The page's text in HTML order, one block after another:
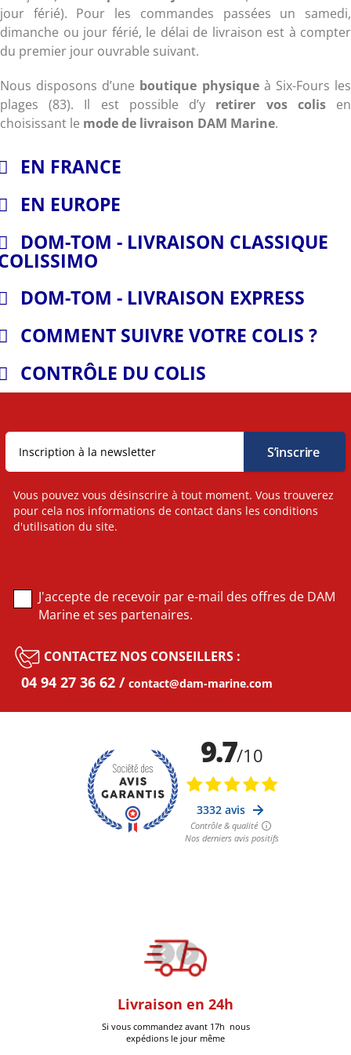
jour férié). Pour les commandes passées un samedi,
dimanche ou jour férié, le délai de livraison est à compter
du premier jour ouvrable suivant.
Nous disposons d’une boutique physiqueà Six-Fours les
plages (83). Il est possible d’y retirer vos colisen
choisissant le mode de livraison DAM Marine.
EN FRANCE
EN EUROPE
DOM-TOM - LIVRAISON CLASSIQUE
DOM-TOM - LIVRAISON EXPRESS
COMMENT SUIVRE VOTRE COLIS ?
CONTRÔLE DU COLIS
Livraison en 24h
Si vous commandez avant 17h nous
expédions le jour même
Vous pouvez vous désinscrire à tout moment. Vous trouverez
pour cela nos informations de contact dans les conditions
d'utilisation du site.
J'accepte de recevoir par e-mail des offres de DAM
Marine et ses partenaires.
CONTACTEZ NOS CONSEILLERS :
04 94 27 36 62 contact@dam-marine.com